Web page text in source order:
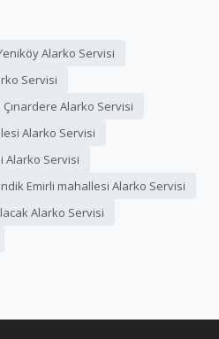
Alarko Servisi
Servisi
Çınardere Alarko Servisi
Alarko Servisi
Alarko Servisi
Emirli mahallesi Alarko Servisi
Alarko Servisi